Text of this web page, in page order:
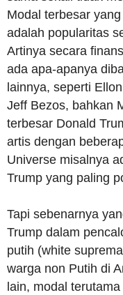
Modal terbesar
adalah popularitas
Artinya secara
ada apa-apanya
lainnya, seperti
Jeff Bezos, bahkan
terbesar Donald
artis dengan
Universe misalnya
Trump yang paling
Tapi sebenarnya
Trump dalam
putih (white
warga non Putih di
lain, modal